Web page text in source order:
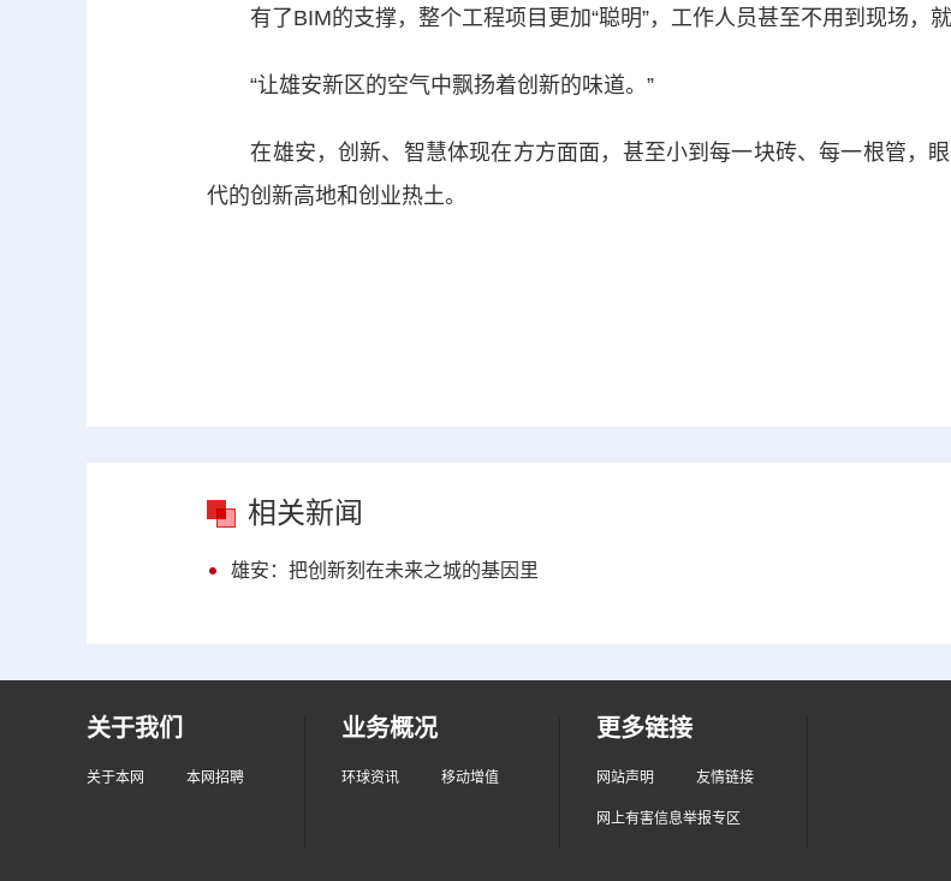
有了BIM的支撑，整个工程项目更加“聪明”，工作人员甚至不用到现场，就
“让雄安新区的空气中飘扬着创新的味道。”
在雄安，创新、智慧体现在方方面面，甚至小到每一块砖、每一根管，
代的创新高地和创业热土。
相关新闻
雄安：把创新刻在未来之城的基因里
关于我们
关于本网 本网招聘
业务概况
环球资讯 移动增值
更多链接
网站声明 友情链接
网上有害信息举报专区